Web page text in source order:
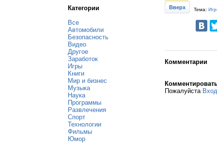
Категории
Все
Автомобили
Безопасность
Видео
Другое
Заработок
Игры
Книги
Мир и бизнес
Музыка
Наука
Программы
Развлечения
Спорт
Технологии
Фильмы
Юмор
Вверх Тема:
Комментарии
Пожалуйста Вход